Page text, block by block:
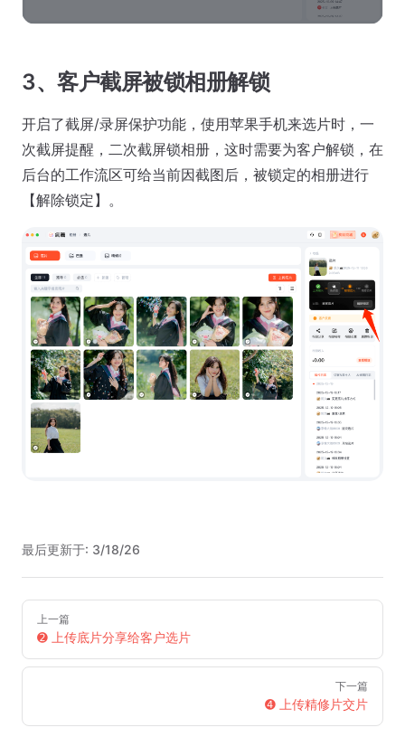
3、客户截屏被锁相册解锁
开启了截屏/录屏保护功能，使用苹果手机来选片时，一
次截屏提醒，二次截屏锁相册，这时需要为客户解锁，在
后台的工作流区可给当前因截图后，被锁定的相册进行
【解除锁定】。
最后更新于: 3/18/26
Pager
上一篇
➋ 上传底片分享给客户选片
下一篇
➍ 上传精修片交片